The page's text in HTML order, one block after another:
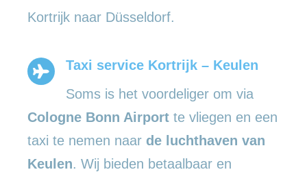
Kortrijk naar Düsseldorf.
Taxi service Kortrijk – Keulen
Soms is het voordeliger om via
Cologne Bonn Airport te vliegen en een
taxi te nemen naar de luchthaven van
Keulen. Wij bieden betaalbaar en